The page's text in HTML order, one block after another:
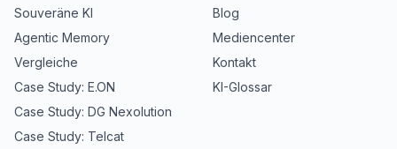
Souveräne KI
Agentic Memory
Vergleiche
Case Study: E.ON
Case Study: DG Nexolution
Case Study: Telcat
Blog
Mediencenter
Kontakt
KI-Glossar